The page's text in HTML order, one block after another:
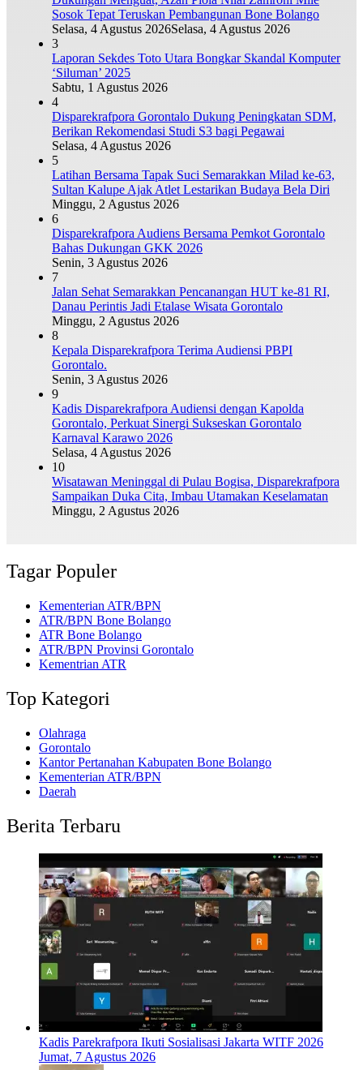
Sosok Tepat Teruskan Pembangunan Bone Bolango
Selasa, 4 Agustus 2026Selasa, 4 Agustus 2026
3
Laporan Sekdes Toto Utara Bongkar Skandal Komputer
‘Siluman’ 2025
Sabtu, 1 Agustus 2026
4
Disparekrafpora Gorontalo Dukung Peningkatan SDM,
Berikan Rekomendasi Studi S3 bagi Pegawai
Selasa, 4 Agustus 2026
5
Latihan Bersama Tapak Suci Semarakkan Milad ke-63,
Sultan Kalupe Ajak Atlet Lestarikan Budaya Bela Diri
Minggu, 2 Agustus 2026
6
Disparekrafpora Audiens Bersama Pemkot Gorontalo
Bahas Dukungan GKK 2026
Senin, 3 Agustus 2026
7
Jalan Sehat Semarakkan Pencanangan HUT ke-81 RI,
Danau Perintis Jadi Etalase Wisata Gorontalo
Minggu, 2 Agustus 2026
8
Kepala Disparekrafpora Terima Audiensi PBPI
Gorontalo.
Senin, 3 Agustus 2026
9
Kadis Disparekrafpora Audiensi dengan Kapolda
Gorontalo, Perkuat Sinergi Sukseskan Gorontalo
Karnaval Karawo 2026
Selasa, 4 Agustus 2026
10
Wisatawan Meninggal di Pulau Bogisa, Disparekrafpora
Sampaikan Duka Cita, Imbau Utamakan Keselamatan
Minggu, 2 Agustus 2026
Tagar Populer
Kementerian ATR/BPN
ATR/BPN Bone Bolango
ATR Bone Bolango
ATR/BPN Provinsi Gorontalo
Kementrian ATR
Top Kategori
Olahraga
Gorontalo
Kantor Pertanahan Kabupaten Bone Bolango
Kementerian ATR/BPN
Daerah
Berita Terbaru
Kadis Parekrafpora Ikuti Sosialisasi Jakarta WITF 2026
Jumat, 7 Agustus 2026